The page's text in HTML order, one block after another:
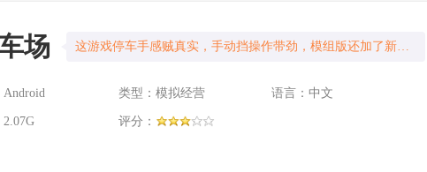
场 这游戏停车手感贼真实，手动挡操作带劲，模组版还加了新车新地图，老司机快来试试！
类型：模拟经营 语言：中文
评分：